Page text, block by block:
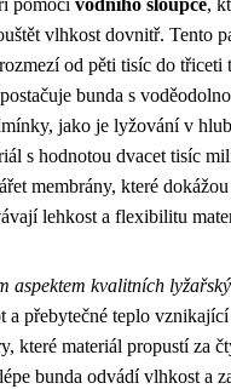
pomocívodního sloupce,
vlhkost dovnitř. Tento
od pěti tisíc do třiceti
bunda s
jako je lyžování v
s hodnotou dvacet tisíc
membrány, které
lehkost a flexibilitu
aspektem kvalitních
a přebytečné teplo
které materiál propustí za
bunda odvádí vlhkost a